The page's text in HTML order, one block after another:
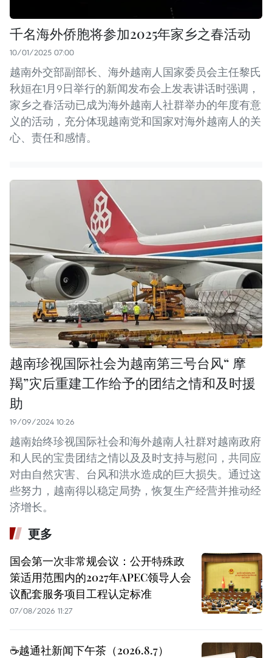
千名海外侨胞将参加2025年家乡之春活动
10/01/2025 07:00
越南外交部副部长、海外越南人国家委员会主任黎氏
秋姮在1月9日举行的新闻发布会上发表讲话时强调，
家乡之春活动已成为海外越南人社群举办的年度有意
义的活动，充分体现越南党和国家对海外越南人的关
心、责任和感情。
越南珍视国际社会为越南第三号台风“ 摩
羯”灾后重建工作给予的团结之情和及时援
助
19/09/2024 10:26
越南始终珍视国际社会和海外越南人社群对越南政府
和人民的宝贵团结之情以及及时支持与慰问，共同应
对由自然灾害、台风和洪水造成的巨大损失。通过这
些努力，越南得以稳定局势，恢复生产经营并推动经
济增长。
更多
国会第一次非常规会议：公开特殊政
策适用范围内的2027年APEC领导人会
议配套服务项目工程认定标准
07/08/2026 11:27
☕️越通社新闻下午茶（2026.8.7）